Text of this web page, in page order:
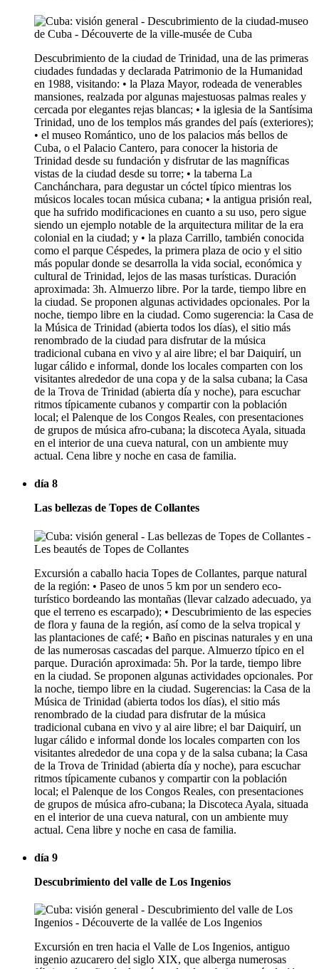
Descubrimiento de la ciudad de Trinidad, una de las primeras
ciudades fundadas y declarada Patrimonio de la Humanidad
en 1988, visitando: • la Plaza Mayor, rodeada de venerables
mansiones, realzada por algunas majestuosas palmas reales y
cercada por elegantes rejas blancas; • la iglesia de la Santísima
Trinidad, uno de los templos más grandes del país (exteriores);
• el museo Romántico, uno de los palacios más bellos de
Cuba, o el Palacio Cantero, para conocer la historia de
Trinidad desde su fundación y disfrutar de las magníficas
vistas de la ciudad desde su torre; • la taberna La
Canchánchara, para degustar un cóctel típico mientras los
músicos locales tocan música cubana; • la antigua prisión real,
que ha sufrido modificaciones en cuanto a su uso, pero sigue
siendo un ejemplo notable de la arquitectura militar de la era
colonial en la ciudad; y • la plaza Carrillo, también conocida
como el parque Céspedes, la primera plaza de ocio y el sitio
más popular donde se desarrolla la vida social, económica y
cultural de Trinidad, lejos de las masas turísticas. Duración
aproximada: 3h. Almuerzo libre. Por la tarde, tiempo libre en
la ciudad. Se proponen algunas actividades opcionales. Por la
noche, tiempo libre en la ciudad. Como sugerencia: la Casa de
la Música de Trinidad (abierta todos los días), el sitio más
renombrado de la ciudad para disfrutar de la música
tradicional cubana en vivo y al aire libre; el bar Daiquirí, un
lugar cálido e informal, donde los locales comparten con los
visitantes alrededor de una copa y de la salsa cubana; la Casa
de la Trova de Trinidad (abierta día y noche), para escuchar
ritmos típicamente cubanos y compartir con la población
local; el Palenque de los Congos Reales, con presentaciones
de grupos de música afro-cubana; la discoteca Ayala, situada
en el interior de una cueva natural, con un ambiente muy
actual. Cena libre y noche en casa de familia.
día 8
Las bellezas de Topes de Collantes
Excursión a caballo hacia Topes de Collantes, parque natural
de la región: • Paseo de unos 5 km por un sendero eco-
turístico bordeando las montañas (llevar calzado adecuado, ya
que el terreno es escarpado); • Descubrimiento de las especies
de flora y fauna de la región, así como de la selva tropical y
las plantaciones de café; • Baño en piscinas naturales y en una
de las numerosas cascadas del parque. Almuerzo típico en el
parque. Duración aproximada: 5h. Por la tarde, tiempo libre
en la ciudad. Se proponen algunas actividades opcionales. Por
la noche, tiempo libre en la ciudad. Sugerencias: la Casa de la
Música de Trinidad (abierta todos los días), el sitio más
renombrado de la ciudad para disfrutar de la música
tradicional cubana en vivo y al aire libre; el bar Daiquirí, un
lugar cálido e informal donde los locales comparten con los
visitantes alrededor de una copa y de la salsa cubana; la Casa
de la Trova de Trinidad (abierta día y noche), para escuchar
ritmos típicamente cubanos y compartir con la población
local; el Palenque de los Congos Reales, con presentaciones
de grupos de música afro-cubana; la Discoteca Ayala, situada
en el interior de una cueva natural, con un ambiente muy
actual. Cena libre y noche en casa de familia.
día 9
Descubrimiento del valle de Los Ingenios
Excursión en tren hacia el Valle de Los Ingenios, antiguo
ingenio azucarero del siglo XIX, que alberga numerosas